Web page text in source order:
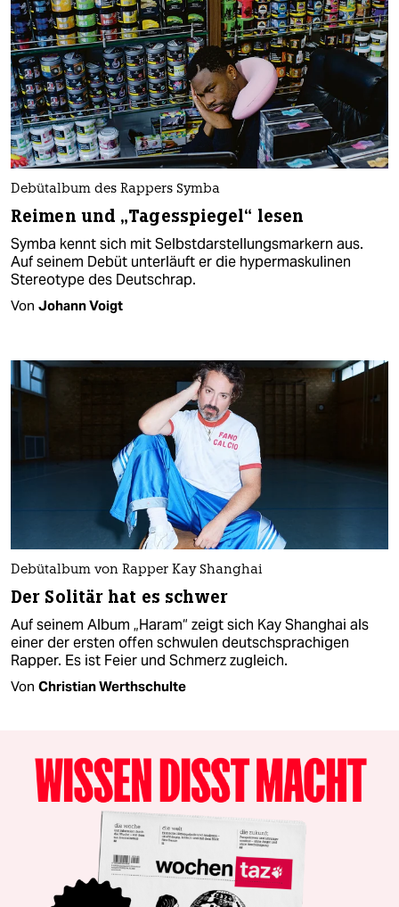
Debütalbum des Rappers Symba
Reimen und „Tagesspiegel“ lesen
Symba kennt sich mit Selbstdarstellungsmarkern aus.
Auf seinem Debüt unterläuft er die hypermaskulinen
Stereotype des Deutschrap.
Von Johann Voigt
Debütalbum von Rapper Kay Shanghai
Der Solitär hat es schwer
Auf seinem Album „Haram“ zeigt sich Kay Shanghai als
einer der ersten offen schwulen deutschsprachigen
Rapper. Es ist Feier und Schmerz zugleich.
Von Christian Werthschulte